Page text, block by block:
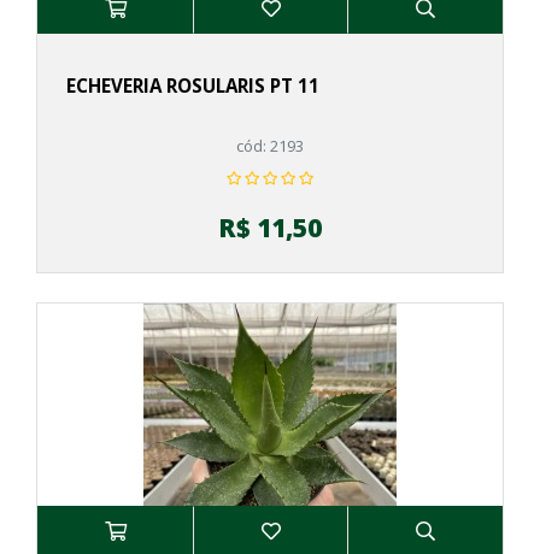
ECHEVERIA ROSULARIS PT 11
cód: 2193
R$ 11,50